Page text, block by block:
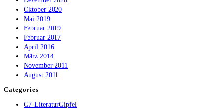
Oktober 2020
Mai 2019
Februar 2019
Februar 2017
April 2016
März 2014
November 2011
August 2011
Categories
G7-LiteraturGipfel